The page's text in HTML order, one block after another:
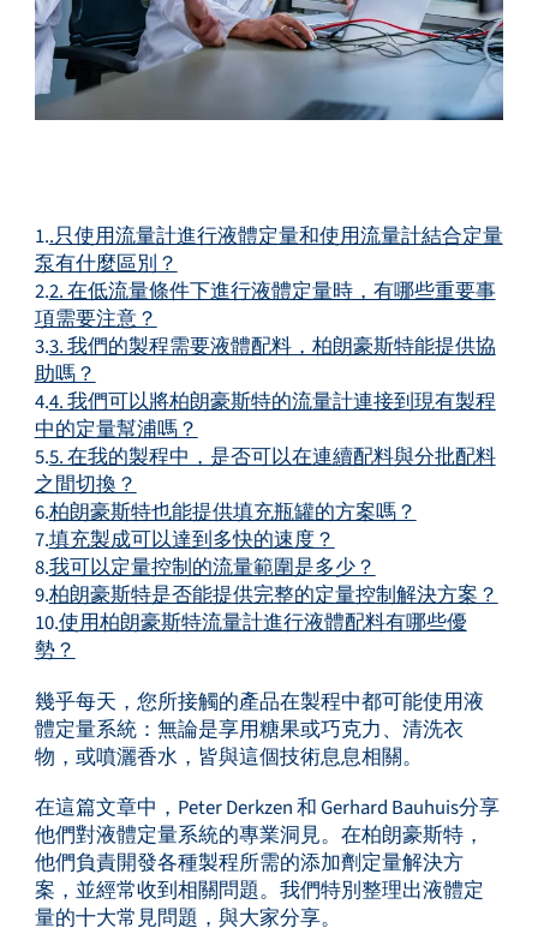
聯絡我們
1..只使用流量計進行液體定量和使用流量計結合定量
泵有什麼區別？
2.2. 在低流量條件下進行液體定量時，有哪些重要事
項需要注意？
3.3. 我們的製程需要液體配料，柏朗豪斯特能提供協
助嗎？
4.4. 我們可以將柏朗豪斯特的流量計連接到現有製程
中的定量幫浦嗎？
5.5. 在我的製程中，是否可以在連續配料與分批配料
之間切換？
6.柏朗豪斯特也能提供填充瓶罐的方案嗎？
7.填充製成可以達到多快的速度？
8.我可以定量控制的流量範圍是多少？
9.柏朗豪斯特是否能提供完整的定量控制解決方案？
10.使用柏朗豪斯特流量計進行液體配料有哪些優
勢？
幾乎每天，您所接觸的產品在製程中都可能使用液
體定量系統：無論是享用糖果或巧克力、清洗衣
物，或噴灑香水，皆與這個技術息息相關。
在這篇文章中，Peter Derkzen 和 Gerhard Bauhuis分享
他們對液體定量系統的專業洞見。在柏朗豪斯特，
他們負責開發各種製程所需的添加劑定量解決方
案，並經常收到相關問題。我們特別整理出液體定
量的十大常見問題，與大家分享。